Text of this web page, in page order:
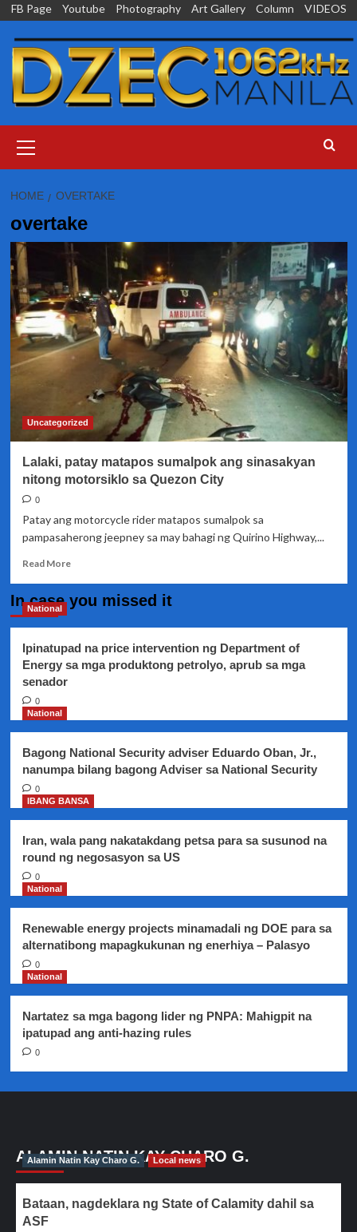
Skip
content
FB Page Youtube Photography Art Gallery Column VIDEOS
Menu
HOME OVERTAKE
overtake
Uncategorized
Lalaki, patay matapos sumalpok ang sinasakyan
nitong motorsiklo sa Quezon City
0
Patay ang motorcycle rider matapos sumalpok sa
pampasaherong jeepney sa may bahagi ng Quirino Highway,...
Read MoreRead
Lalaki,
sumalpok
ang
City
In case you missed it
National
Ipinatupad na price intervention ng Department of
Energy sa mga produktong petrolyo, aprub sa mga
senador
0
National
Bagong National Security adviser Eduardo Oban, Jr.,
nanumpa bilang bagong Adviser sa National Security
0
IBANG BANSA
Iran, wala pang nakatakdang petsa para sa susunod na
round ng negosasyon sa US
0
National
Renewable energy projects minamadali ng DOE para sa
alternatibong mapagkukunan ng enerhiya – Palasyo
0
National
Nartatez sa mga bagong lider ng PNPA: Mahigpit na
ipatupad ang anti-hazing rules
0
ALAMIN NATIN KAY CHARO G.
Alamin Natin Kay Charo G. Local news
Bataan, nagdeklara ng State of Calamity dahil sa
ASF